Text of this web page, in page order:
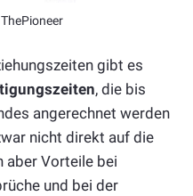
gibt es
, die bis
angerechnet werden
nicht direkt auf die
aber Vorteile bei
und bei der